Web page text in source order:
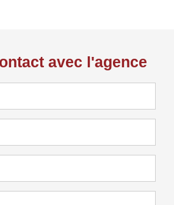
avec l'agence